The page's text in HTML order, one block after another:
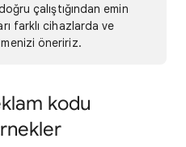
çalıştığından emin
farklı cihazlarda ve
öneririz.
kodu